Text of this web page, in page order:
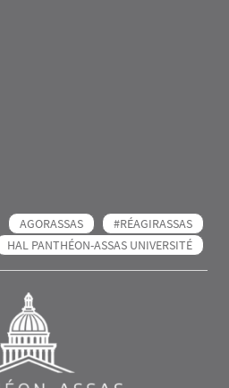
AGORASSAS
#RÉAGIRASSAS
HAL PANTHÉON-ASSAS UNIVERSITÉ